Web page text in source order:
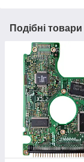
Подібні товари